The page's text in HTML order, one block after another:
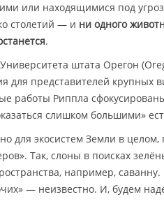
или находящимися под
столетий — и ни одного
.
штата Орегон
для представителей
работы Риппла
слишком большими»
для экосистем Земли в
Так, слоны в поисках
например,
— неизвестно. И, будем